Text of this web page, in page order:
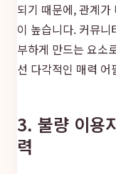
되기 때문에, 관계
이 높습니다. 커뮤니
부하게 만드는 요소
선 다각적인 매력
3. 불량 이용
력